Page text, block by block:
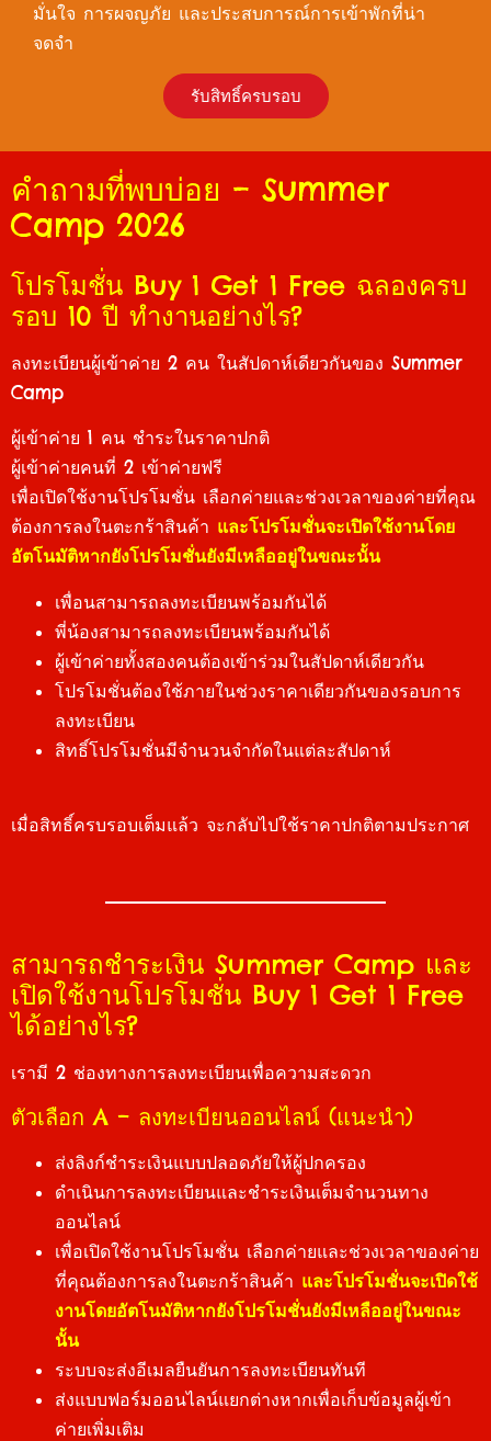
มั่นใจ การผจญภัย และประสบการณ์การเข้าพักที่น่า
จดจำ
รับสิทธิ์ครบรอบ
คำถามที่พบบ่อย – Summer
Camp 2026
โปรโมชั่น Buy 1 Get 1 Free ฉลองครบ
รอบ 10 ปี ทำงานอย่างไร?
ลงทะเบียนผู้เข้าค่าย 2 คน ในสัปดาห์เดียวกันของ Summer
Camp
ผู้เข้าค่าย 1 คน ชำระในราคาปกติ
ผู้เข้าค่ายคนที่ 2 เข้าค่ายฟรี
เพื่อเปิดใช้งานโปรโมชั่น เลือกค่ายและช่วงเวลาของค่ายที่คุณ
ต้องการลงในตะกร้าสินค้า และโปรโมชั่นจะเปิดใช้งานโดย
อัตโนมัติหากยังโปรโมชั่นยังมีเหลืออยู่ในขณะนั้น
เพื่อนสามารถลงทะเบียนพร้อมกันได้
พี่น้องสามารถลงทะเบียนพร้อมกันได้
ผู้เข้าค่ายทั้งสองคนต้องเข้าร่วมในสัปดาห์เดียวกัน
โปรโมชั่นต้องใช้ภายในช่วงราคาเดียวกันของรอบการ
ลงทะเบียน
สิทธิ์โปรโมชั่นมีจำนวนจำกัดในแต่ละสัปดาห์
เมื่อสิทธิ์ครบรอบเต็มแล้ว จะกลับไปใช้ราคาปกติตามประกาศ
สามารถชำระเงิน Summer Camp และ
เปิดใช้งานโปรโมชั่น Buy 1 Get 1 Free
ได้อย่างไร?
เรามี 2 ช่องทางการลงทะเบียนเพื่อความสะดวก
ตัวเลือก A – ลงทะเบียนออนไลน์ (แนะนำ)
ส่งลิงก์ชำระเงินแบบปลอดภัยให้ผู้ปกครอง
ดำเนินการลงทะเบียนและชำระเงินเต็มจำนวนทาง
ออนไลน์
เพื่อเปิดใช้งานโปรโมชั่น เลือกค่ายและช่วงเวลาของค่าย
ที่คุณต้องการลงในตะกร้าสินค้า และโปรโมชั่นจะเปิดใช้
งานโดยอัตโนมัติหากยังโปรโมชั่นยังมีเหลืออยู่ในขณะ
นั้น
ระบบจะส่งอีเมลยืนยันการลงทะเบียนทันที
ส่งแบบฟอร์มออนไลน์แยกต่างหากเพื่อเก็บข้อมูลผู้เข้า
ค่ายเพิ่มเติม